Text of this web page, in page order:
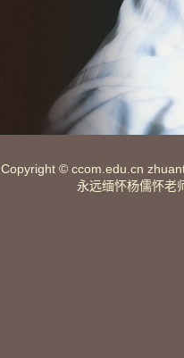
Copyright © ccom.edu.cn
永远缅怀杨儒怀老